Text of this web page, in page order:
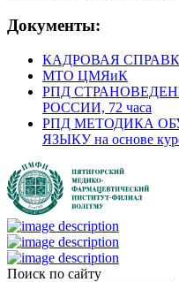
Документы:
КАДРОВАЯ
МТО ЦМЯиК
РПД
РОССИИ, 72 часа
РПД МЕТОДИКА
ЯЗЫКУ на основе
Поиск по сайту